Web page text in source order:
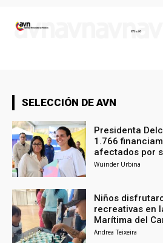
SELECCIÓN DE AVN
Presidenta
1.766
afectados por
Wuinder Urbina
Niños
recreativas en
Marítima del
Andrea Teixeira